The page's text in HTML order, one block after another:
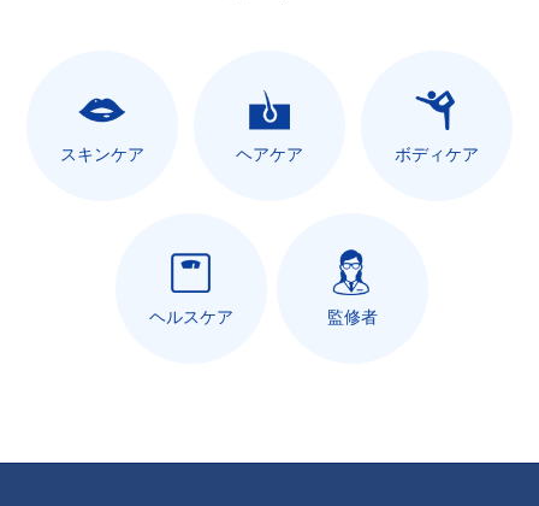
スキンケア ヘアケア ボディケア
ヘルスケア 監修者